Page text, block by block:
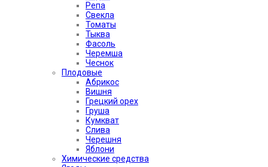
Репа
Свекла
Томаты
Тыква
Фасоль
Черемша
Чеснок
Плодовые
Абрикос
Вишня
Грецкий орех
Груша
Кумкват
Слива
Черешня
Яблони
Химические средства